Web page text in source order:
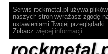
Serwis rockmetal.pl używa
naszych stron wyrażasz zgodę
ustawieniami Twojej przeglądarki.
Zobacz więcej informacji.